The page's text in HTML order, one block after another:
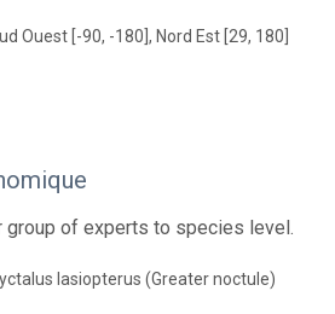
Ouest [-90, -180], Nord Est [29, 180]
group of experts to species level.
lasiopterus (Greater noctule)